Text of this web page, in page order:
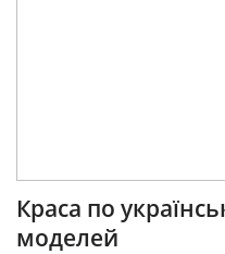
Краса по
моделей